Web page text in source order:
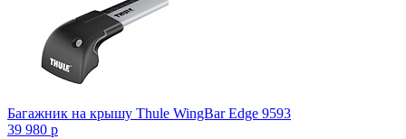
Багажник на крышу Thule WingBar Edge 9593
39 980 p